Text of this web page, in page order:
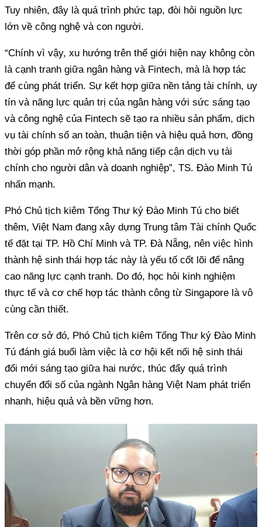
Tuy nhiên, đây là quá trình phức tạp, đòi hỏi nguồn lực
lớn về công nghệ và con người.
“Chính vì vậy, xu hướng trên thế giới hiện nay không còn
là cạnh tranh giữa ngân hàng và Fintech, mà là hợp tác
để cùng phát triển. Sự kết hợp giữa nền tảng tài chính, uy
tín và năng lực quản trị của ngân hàng với sức sáng tạo
và công nghệ của Fintech sẽ tạo ra nhiều sản phẩm, dịch
vụ tài chính số an toàn, thuận tiện và hiệu quả hơn, đồng
thời góp phần mở rộng khả năng tiếp cận dịch vụ tài
chính cho người dân và doanh nghiệp”, TS. Đào Minh Tú
nhấn mạnh.
Phó Chủ tịch kiêm Tổng Thư ký Đào Minh Tú cho biết
thêm, Việt Nam đang xây dựng Trung tâm Tài chính Quốc
tế đặt tại TP. Hồ Chí Minh và TP. Đà Nẵng, nên việc hình
thành hệ sinh thái hợp tác này là yếu tố cốt lõi để nâng
cao năng lực cạnh tranh. Do đó, học hỏi kinh nghiệm
thực tế và cơ chế hợp tác thành công từ Singapore là vô
cùng cần thiết.
Trên cơ sở đó, Phó Chủ tịch kiêm Tổng Thư ký Đào Minh
Tú đánh giá buổi làm việc là cơ hội kết nối hệ sinh thái
đổi mới sáng tạo giữa hai nước, thúc đẩy quá trình
chuyển đổi số của ngành Ngân hàng Việt Nam phát triển
nhanh, hiệu quả và bền vững hơn.